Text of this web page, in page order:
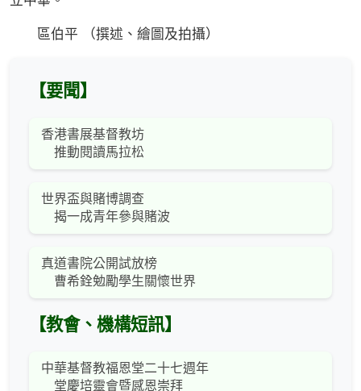
區伯平 （撰述、繪圖及拍攝）
【要聞】
香港書展基督教坊
推動閱讀馬拉松
世界盃與賭博調查
揭一成青年參與賭波
真道書院公開試放榜
曹希銓勉勵學生關懷世界
【教會、機構短訊】
中華基督教福恩堂二十七週年
堂慶培靈會暨感恩崇拜